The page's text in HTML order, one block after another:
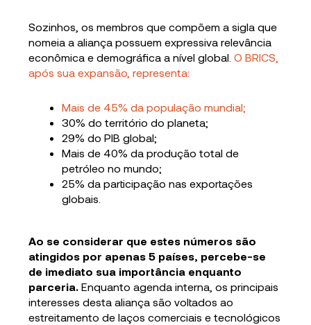
Sozinhos, os membros que compõem a sigla que
nomeia a aliança possuem expressiva relevância
econômica e demográfica a nível global.O BRICS,
após sua expansão,representa:
Mais de 45% da população mundial;
30% do território do planeta;
29% do PIB global;
Mais de 40% da produção total de
petróleo no mundo;
25% da participação nas exportações
globais.
Ao se considerar que estes números são
atingidos por apenas 5 países, percebe-se
de imediato sua importância enquanto
parceria.Enquanto agenda interna, os principais
interesses desta aliança são voltados ao
estreitamento de laços comerciais e tecnológicos